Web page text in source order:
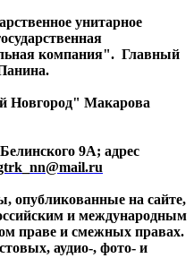
унитарное
компания". Главный
Новгород" Макарова
9А; адрес
опубликованные на сайте,
и международным
праве и смежных правах.
аудио-, фото- и